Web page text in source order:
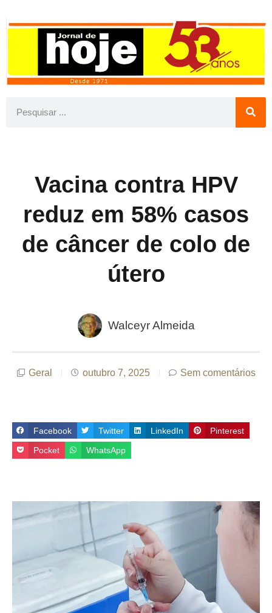
Vacina contra HPV
reduz em 58% casos
de câncer de colo de
útero
Walceyr Almeida
Geral outubro 7, 2025 Sem comentários
Facebook Twitter LinkedIn Pinterest
Pocket WhatsApp